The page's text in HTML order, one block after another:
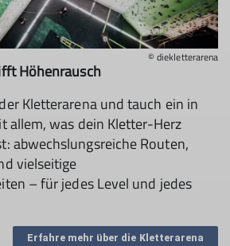
© diekletterarena
Höhenrausch
Kletterarena und tauch ein in
allem, was dein Kletter-Herz
abwechslungsreiche Routen,
vielseitige
– für jedes Level und jedes
Erfahre mehr über die Kletterarena